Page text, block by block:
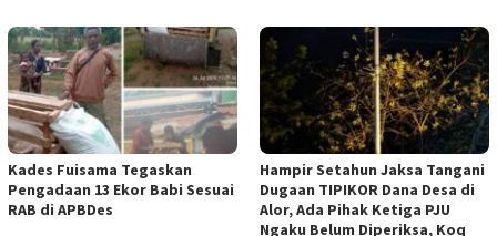
Kades Fuisama Tegaskan
Pengadaan 13 Ekor Babi Sesuai
RAB di APBDes
Hampir Setahun Jaksa Tangani
Dugaan TIPIKOR Dana Desa di
Alor, Ada Pihak Ketiga PJU
Ngaku Belum Diperiksa, Koq